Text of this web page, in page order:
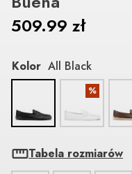
509.99 zł
Kolor All Black
%
Tabela rozmiarów